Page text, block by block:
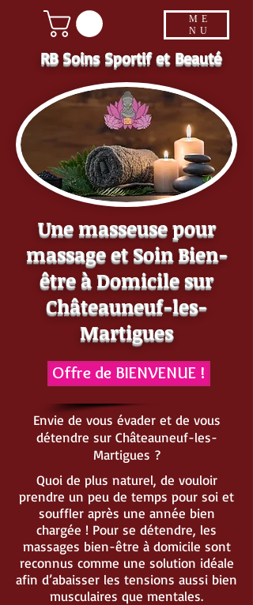
RB Soins Sportif et Beauté
ME
NU
Une masseuse pour
massage et Soin Bien-
être à Domicile sur
Châteauneuf-les-
Martigues
Offre de BIENVENUE !
Envie de vous évader et de vous
détendre sur Châteauneuf-les-
Martigues ?
Quoi de plus naturel, de vouloir
prendre un peu de temps pour soi et
souffler après une année bien
chargée ! Pour se détendre, les
massages bien-être à domicile sont
reconnus comme une solution idéale
afin d’abaisser les tensions aussi bien
musculaires que mentales.